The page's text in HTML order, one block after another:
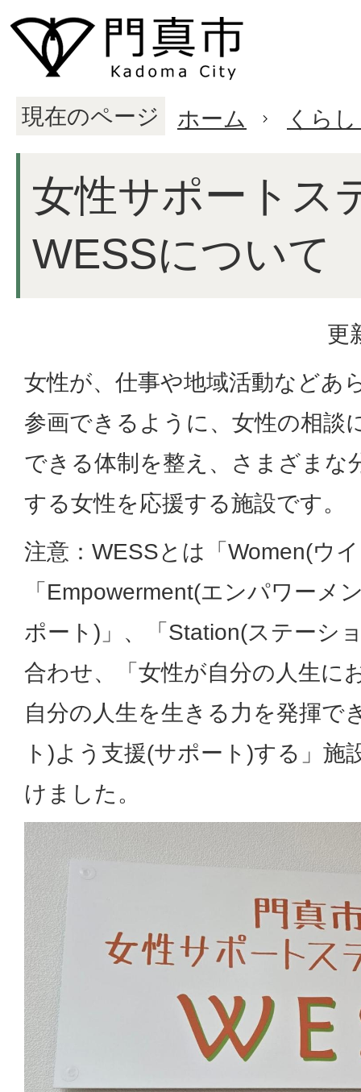
現在のページ ホーム くら
女性サポートス
WESSについて
更
女性が、仕事や地域活動などあ
参画できるように、女性の相談
できる体制を整え、さまざまな
する女性を応援する施設です。
注意：WESSとは「Women(ウ
「Empowerment(エンパワーメ
ポート)」、「Station(ステーシ
合わせ、「女性が自分の人生に
自分の人生を生きる力を発揮で
ト)よう支援(サポート)する」施
けました。